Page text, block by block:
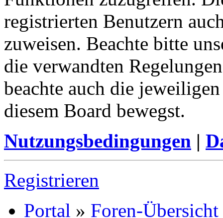
registrierten Benutzern
zuweisen. Beachte bitte
die verwandten
beachte auch die
diesem Board bewegst.
Nutzungsbedingungen |
Registrieren
Portal » Foren-Übersicht